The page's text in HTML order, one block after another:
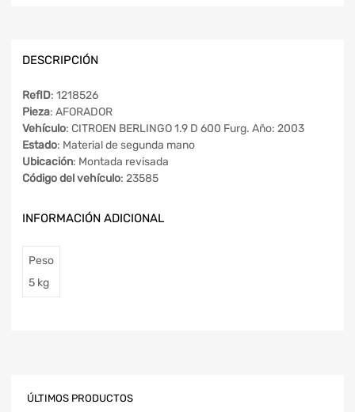
DESCRIPCIÓN
RefID: 1218526
Pieza: AFORADOR
Vehículo: CITROEN BERLINGO 1.9 D 600 Furg. Año: 2003
Estado: Material de segunda mano
Ubicación: Montada revisada
Código del vehículo: 23585
INFORMACIÓN ADICIONAL
Peso
5 kg
ÚLTIMOS PRODUCTOS